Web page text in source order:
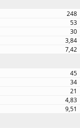
248
53
30
3,84
7,42
45
34
21
4,83
9,51